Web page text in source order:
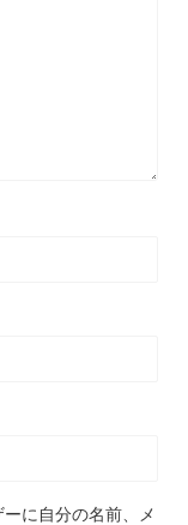
に自分の名前、メ